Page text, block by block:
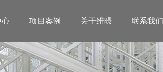
心 项目案例 关于维暻 联系我们